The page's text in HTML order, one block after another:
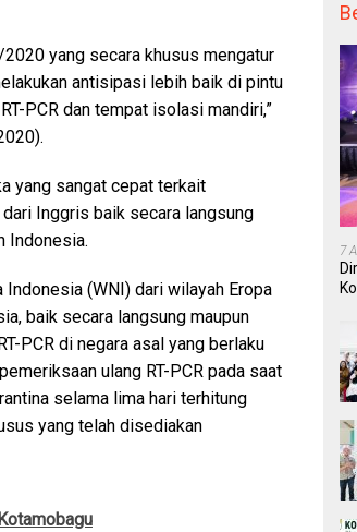
yang secara khusus mengatur
antisipasi lebih baik di pintu
PCR dan tempat isolasi mandiri,”
yang sangat cepat terkait
Inggris baik secara langsung
Indonesia.
Indonesia (WNI) dari wilayah Eropa
baik secara langsung maupun
PCR di negara asal yang berlaku
ulang RT-PCR pada saat
selama lima hari terhitung
yang telah disediakan
7